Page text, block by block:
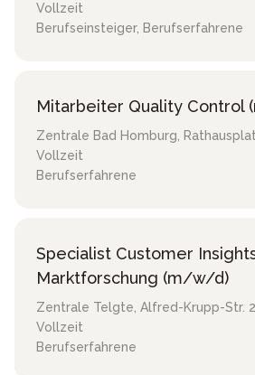
Vollzeit
Berufseinsteiger, Berufserfahrene
Mitarbeiter Quality Control
Zentrale Bad Homburg,
Vollzeit
Berufserfahrene
Specialist Customer
Marktforschung (m/w/d)
Zentrale Telgte, Alfred-Krupp-Str.
Vollzeit
Berufserfahrene